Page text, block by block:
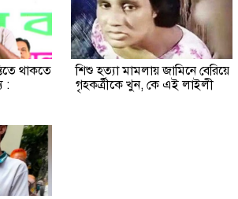
থাকতে
:
শিশু হত্যা মামলায় জামিনে বেরিয়ে
গৃহকর্ত্রীকে খুন, কে এই লাইলী